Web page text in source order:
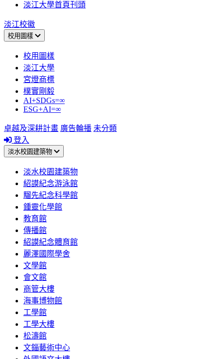
淡江大學首頁刊頭
淡江校徽
校用圖樣
校用圖樣
淡江大學
宮燈商標
樸實剛毅
AI+SDGs=∞
ESG+AI=∞
卓越及深耕計畫 廣告輪播 未分類
登入
淡水校園建築物
淡水校園建築物
紹謨紀念游泳館
騮先紀念科學館
鍾靈化學館
教育館
傳播館
紹謨紀念體育館
麗澤國際學舍
文學館
會文館
商管大樓
海事博物館
工學館
工學大樓
松濤館
文錙藝術中心